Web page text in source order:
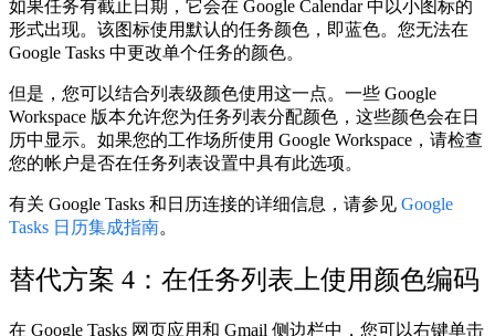
如果任务有截止日期，它会在 Google Calendar 中以小图标的
形式出现。该图标使用默认的任务颜色，即蓝色。您无法在
Google Tasks 中更改单个任务的颜色。
但是，您可以结合列表级颜色使用这一点。一些 Google
Workspace 版本允许您为任务列表分配颜色，这些颜色会在日
历中显示。如果您的工作场所使用 Google Workspace，请检查
您的帐户是否在任务列表设置中具有此选项。
有关 Google Tasks 和日历连接的详细信息，请参见 Google
Tasks 日历集成指南。
替代方案 4：在任务列表上使用颜色编码
在 Google Tasks 网页应用和 Gmail 侧边栏中，您可以右键单击